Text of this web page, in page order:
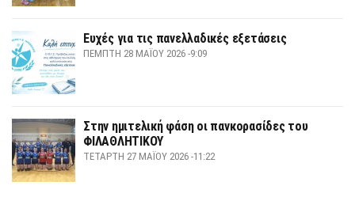
Ευχές για τις πανελλαδικές εξετάσεις
ΠΈΜΠΤΗ 28 ΜΑΪ́ΟΥ 2026 -9:09
Στην ημιτελική φάση οι πανκορασίδες του
ΦΙΛΑΘΛΗΤΙΚΟΥ
ΤΕΤΆΡΤΗ 27 ΜΑΪ́ΟΥ 2026 -11:22